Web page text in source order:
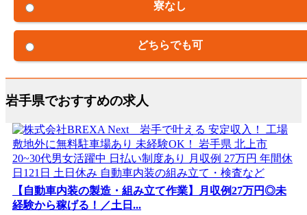
寮なし
どちらでも可
岩手県でおすすめの求人
【自動車内装の製造・組み立て作業】月収例27万円◎未
経験から稼げる！／土日...